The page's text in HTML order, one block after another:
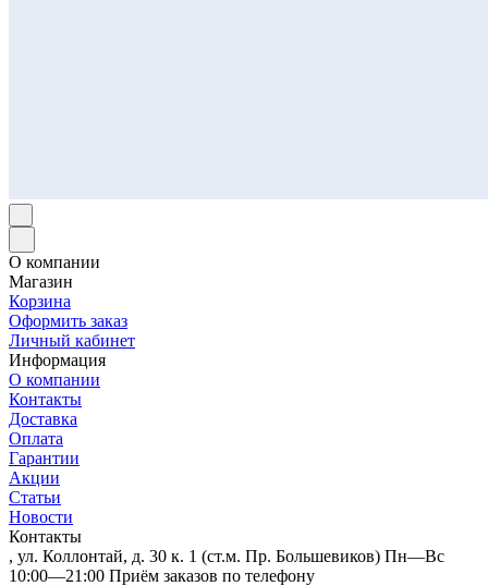
О компании
Магазин
Корзина
Оформить заказ
Личный кабинет
Информация
О компании
Контакты
Доставка
Оплата
Гарантии
Акции
Статьи
Новости
Контакты
, ул. Коллонтай, д. 30 к. 1 (ст.м. Пр. Большевиков) Пн—Вс
10:00—21:00 Приём заказов по телефону